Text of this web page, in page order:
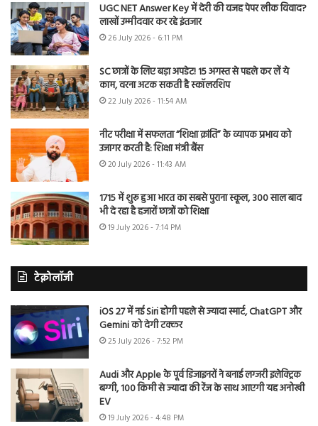
UGC NET Answer Key में देरी की वजह पेपर लीक विवाद?
लाखों उम्मीदवार कर रहे इंतजार
26 July 2026 - 6:11 PM
SC छात्रों के लिए बड़ा अपडेट! 15 अगस्त से पहले कर लें ये
काम, वरना अटक सकती है स्कॉलरशिप
22 July 2026 - 11:54 AM
नीट परीक्षा में सफलता “शिक्षा क्रांति” के व्यापक प्रभाव को
उजागर करती है: शिक्षा मंत्री बैंस
20 July 2026 - 11:43 AM
1715 में शुरू हुआ भारत का सबसे पुराना स्कूल, 300 साल बाद
भी दे रहा है हजारों छात्रों को शिक्षा
19 July 2026 - 7:14 PM
टेक्नोलॉजी
iOS 27 में नई Siri होगी पहले से ज्यादा स्मार्ट, ChatGPT और
Gemini को देगी टक्कर
25 July 2026 - 7:52 PM
Audi और Apple के पूर्व डिजाइनरों ने बनाई लग्जरी इलेक्ट्रिक
बग्गी, 100 किमी से ज्यादा की रेंज के साथ आएगी यह अनोखी
EV
19 July 2026 - 4:48 PM